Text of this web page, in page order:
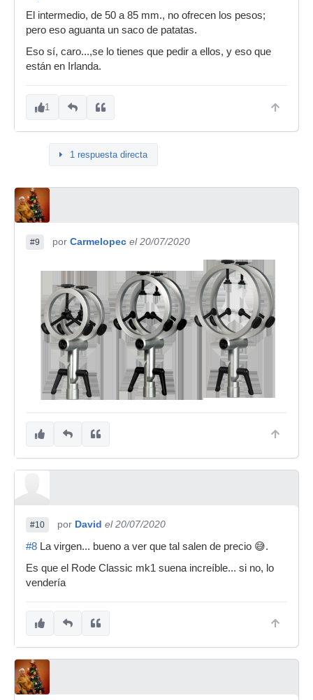
El intermedio, de 50 a 85 mm., no ofrecen los pesos;
pero eso aguanta un saco de patatas.
Eso sí, caro...,se lo tienes que pedir a ellos, y eso que
están en Irlanda.
1
1 respuesta directa
#9 por Carmelopec el 20/07/2020
#10 por David el 20/07/2020
#8 La virgen... bueno a ver que tal salen de precio 😅.
Es que el Rode Classic mk1 suena increíble... si no, lo
vendería